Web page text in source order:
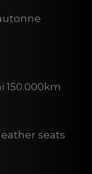
150.000km
seats